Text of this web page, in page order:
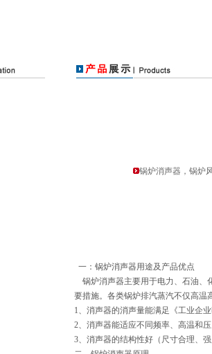
锅炉消声器，锅炉
一：锅炉消声器用途及产品优点
锅炉消声器主要用于电力、石油、
要措施。各类锅炉排汽蒸汽不仅高温
1、消声器的消声量能满足《工业企
2、消声器能适应不同频率、高温和
3、消声器的结构性好（尺寸合理、